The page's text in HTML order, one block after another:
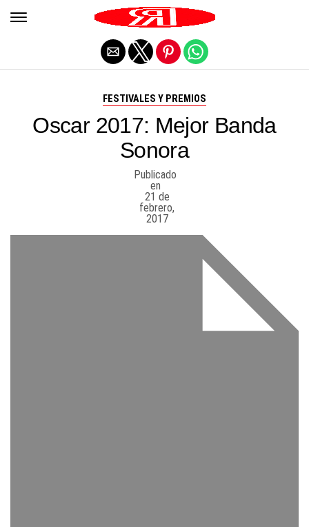
FESTIVALES Y PREMIOS
Oscar 2017: Mejor Banda
Sonora
Publicado
en
21 de
febrero,
2017
Salir de la versión móvil